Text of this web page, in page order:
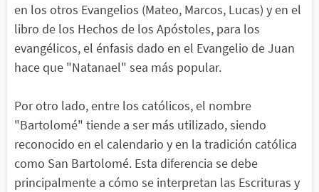
en los otros Evangelios (Mateo, Marcos, Lucas) y en el
libro de los Hechos de los Apóstoles, para los
evangélicos, el énfasis dado en el Evangelio de Juan
hace que "Natanael" sea más popular.
Por otro lado, entre los católicos, el nombre
"Bartolomé" tiende a ser más utilizado, siendo
reconocido en el calendario y en la tradición católica
como San Bartolomé. Esta diferencia se debe
principalmente a cómo se interpretan las Escrituras y